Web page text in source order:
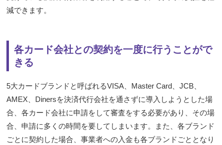
減できます。
各カード会社との契約を一度に行うことがで
きる
5大カードブランドと呼ばれるVISA、Master Card、JCB、
AMEX、Dinersを決済代行会社を通さずに導入しようとした場
合、各カード会社に申請をして審査をする必要があり、その場
合、申請に多くの時間を要してしまいます。また、各ブランド
ごとに契約した場合、事業者への入金も各ブランドごととなり